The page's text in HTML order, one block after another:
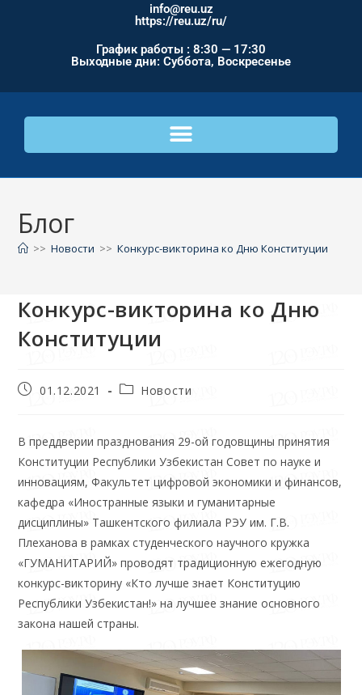
info@reu.uz
https://reu.uz/ru/
График работы : 8:30 — 17:30
Выходные дни: Суббота, Воскресенье
Блог
>> Новости >> Конкурс-викторина ко Дню Конституции
Конкурс-викторина ко Дню
Конституции
01.12.2021 Новости
В преддверии празднования 29-ой годовщины принятия
Конституции Республики Узбекистан Совет по науке и
инновациям, Факультет цифровой экономики и финансов,
кафедра «Иностранные языки и гуманитарные
дисциплины» Ташкентского филиала РЭУ им. Г.В.
Плеханова в рамках студенческого научного кружка
«ГУМАНИТАРИЙ» проводят традиционную ежегодную
конкурс-викторину «Кто лучше знает Конституцию
Республики Узбекистан!» на лучшее знание основного
закона нашей страны.